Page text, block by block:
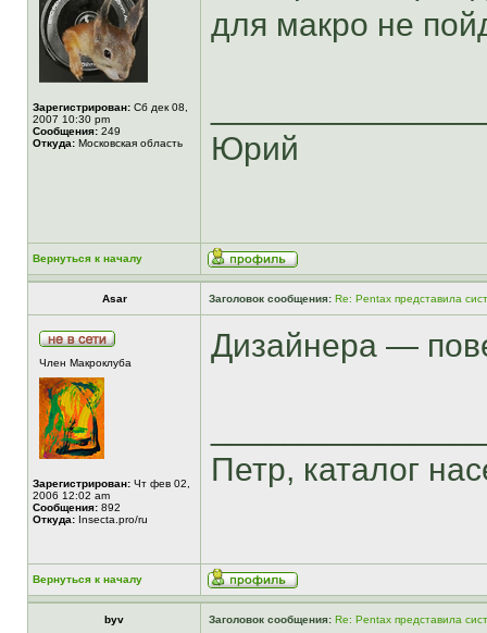
Зарегистрирован: Сб дек 08,
2007 10:30 pm
Сообщения: 249
Откуда: Московская область
для макро не
Юрий
Вернуться к началу
Asar Заголовок сообщения: Re: Pentax представила
Член Макроклуба
Зарегистрирован: Чт фев 02,
2006 12:02 am
Сообщения: 892
Откуда: Insecta.pro/ru
Дизайнера —
Петр, каталог
Вернуться к началу
byv Заголовок сообщения: Re: Pentax представила